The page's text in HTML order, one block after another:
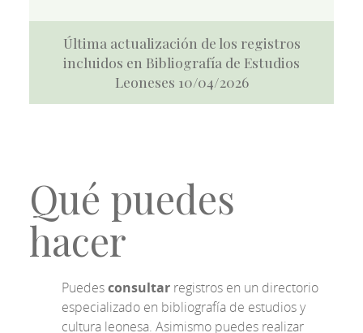
Última actualización de los registros
incluidos en Bibliografía de Estudios
Leoneses 10/04/2026
Qué puedes
hacer
Puedesconsultar registros en un directorio
especializado en bibliografía de estudios y
cultura leonesa. Asimismo puedes realizar